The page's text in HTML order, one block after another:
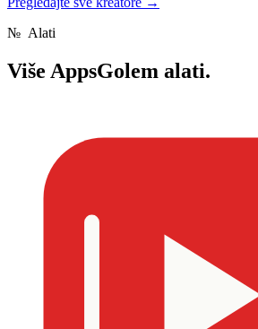
№ Alati
Više AppsGolem alati.